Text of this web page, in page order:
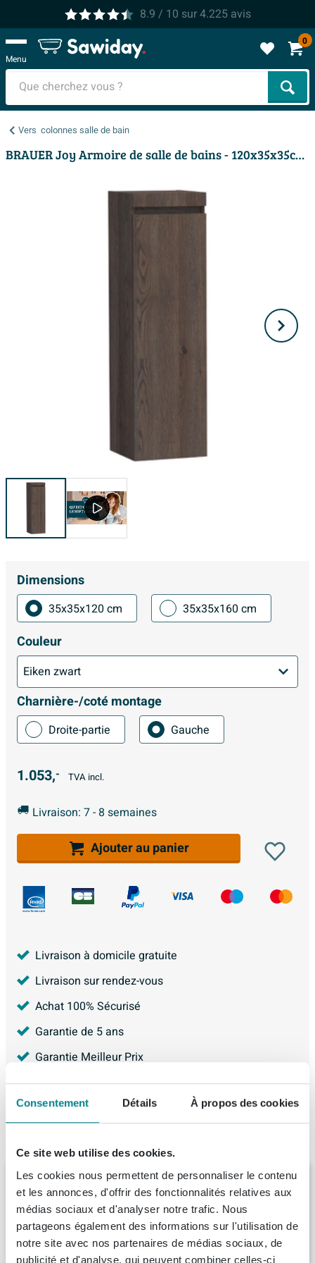
Consentement Détails À propos des cookies
Ce site web utilise des cookies.
Les cookies nous permettent de personnaliser le contenu
et les annonces, d'offrir des fonctionnalités relatives aux
médias sociaux et d'analyser notre trafic. Nous
partageons également des informations sur l'utilisation de
notre site avec nos partenaires de médias sociaux, de
publicité et d'analyse, qui peuvent combiner celles-ci
8.9 / 10 sur4.225 avis
Menu
0
Vers colonnes salle de bain
BRAUER Joy Armoire de salle de bains - 120x35x35cm - 1 porte - sans poignée - charnières à gauche - lamelles chêne noir
Dimensions
35x35x120 cm 35x35x160 cm
Couleur
Charnière-/coté montage
Droite-partie Gauche
1.053,- TVA incl.
Livraison: 7 - 8 semaines
Ajouter au panier
Livraison à domicile gratuite
Livraison sur rendez-vous
Achat 100% Sécurisé
Garantie de 5 ans
Garantie Meilleur Prix
4.225avis, avec une évaluation de8.9
Saniclass Prime Essential Armoire haute -
120x35x35cm - 1 porte - hêtre - MDF
Livraison:1 - 2 semaines
267, 75